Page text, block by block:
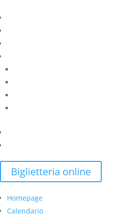
Biglietteria online
Homepage
Calendario